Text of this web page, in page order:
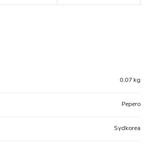
0,07 kg
Pepero
Sydkorea